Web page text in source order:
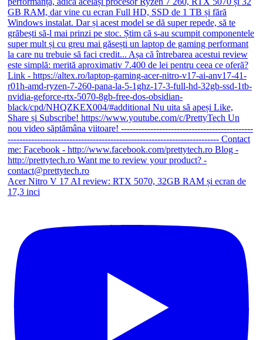
Acer Nitro V 17 AI review: RTX 5070, 32GB RAM și ecran de
17,3 inci